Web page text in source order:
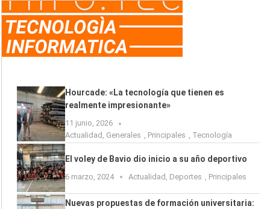
Hourcade: «La tecnología que tienen es
realmente impresionante»
11 junio, 2026
Actualidad , Generales , Principales , Tecnología
El voley de Bavio dio inicio a su año deportivo
6 marzo, 2024 Actualidad Deportes Principales
Nuevas propuestas de formación universitaria: